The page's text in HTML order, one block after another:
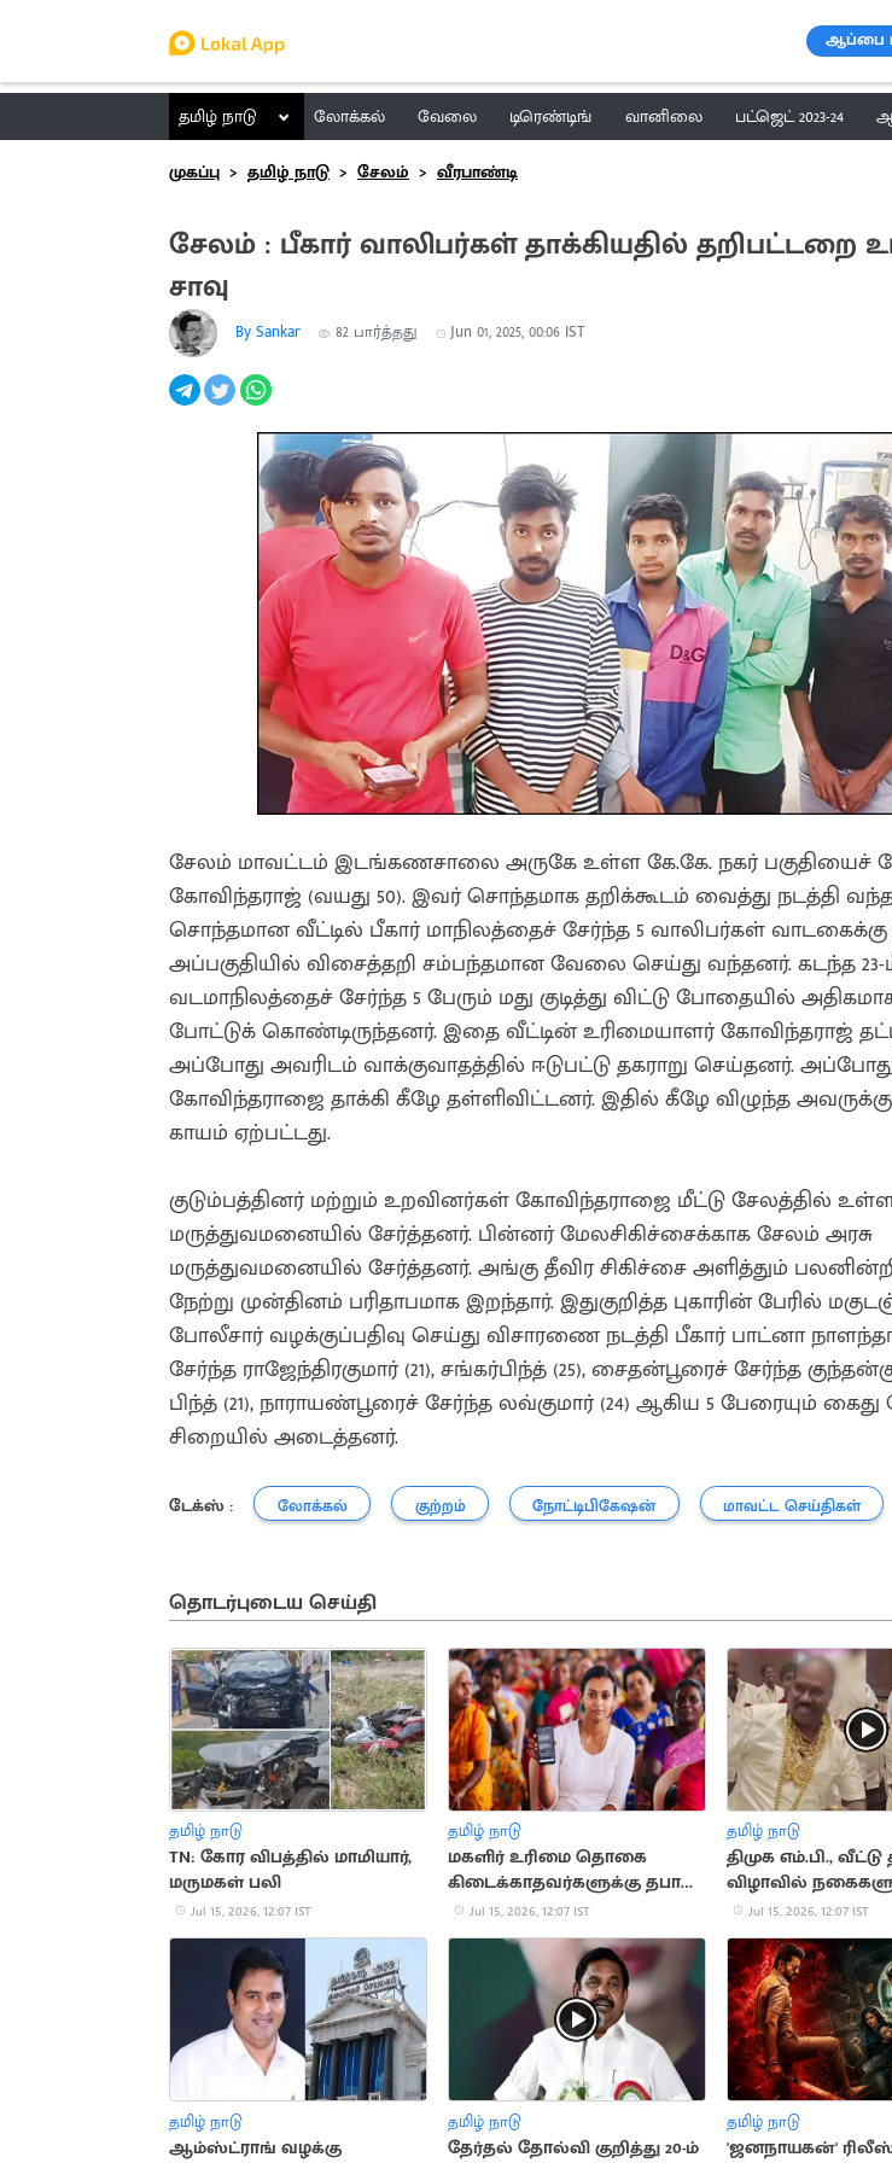
ஆப்பை
தமிழ் நாடு லோக்கல் வேலை டிரெண்டிங் வானிலை பட்ஜெட் 2023-24
முகப்பு
தமிழ் நாடு சேலம் வீரபாண்டி
சேலம் : பீகார் வாலிபர்கள் தாக்கியதில் தறிபட்டறை
சாவு
By Sankar 82 பார்த்தது Jun 01, 2025, 00:06 IST
சேலம் மாவட்டம் இடங்கணசாலை அருகே உள்ள கே.கே. நகர் பகுதியைச்
கோவிந்தராஜ் (வயது 50). இவர் சொந்தமாக தறிக்கூடம் வைத்து நடத்தி
சொந்தமான வீட்டில் பீகார் மாநிலத்தைச் சேர்ந்த 5 வாலிபர்கள் வாடகைக்கு
அப்பகுதியில் விசைத்தறி சம்பந்தமான வேலை செய்து வந்தனர். கடந்த 23-
வடமாநிலத்தைச் சேர்ந்த 5 பேரும் மது குடித்து விட்டு போதையில்
போட்டுக் கொண்டிருந்தனர். இதை வீட்டின் உரிமையாளர் கோவிந்தராஜ்
அப்போது அவரிடம் வாக்குவாதத்தில் ஈடுபட்டு தகராறு செய்தனர்.
கோவிந்தராஜை தாக்கி கீழே தள்ளிவிட்டனர். இதில் கீழே விழுந்த
காயம் ஏற்பட்டது.
குடும்பத்தினர் மற்றும் உறவினர்கள் கோவிந்தராஜை மீட்டு சேலத்தில்
மருத்துவமனையில் சேர்த்தனர். பின்னர் மேலசிகிச்சைக்காக சேலம் அரசு
மருத்துவமனையில் சேர்த்தனர். அங்கு தீவிர சிகிச்சை அளித்தும்
நேற்று முன்தினம் பரிதாபமாக இறந்தார். இதுகுறித்த புகாரின் பேரில்
போலீசார் வழக்குப்பதிவு செய்து விசாரணை நடத்தி பீகார் பாட்னா
சேர்ந்த ராஜேந்திரகுமார் (21), சங்கர்பிந்த் (25), சைதன்பூரைச் சேர்ந்த
பிந்த் (21), நாராயண்பூரைச் சேர்ந்த லவ்குமார் (24) ஆகிய 5 பேரையும் கைது
சிறையில் அடைத்தனர்.
டேக்ஸ் : லோக்கல் குற்றம் நோட்டிபிகேஷன் மாவட்ட செய்திகள்
தொடர்புடைய செய்தி
தமிழ் நாடு
TN: கோர விபத்தில் மாமியார்,
மருமகள் பலி
Jul 15, 2026, 12:07 IST
தமிழ் நாடு
மகளிர் உரிமை தொகை
கிடைக்காதவர்களுக்கு தபால்
மூலம் வரவு?
Jul 15, 2026, 12:07 IST
தமிழ் நாடு
திமுக எம்.பி.,
விழாவில்
நடனமாடிய நிர்வாகி
Jul 15, 2026, 12:07 IST
தமிழ் நாடு
ஆம்ஸ்ட்ராங் வழக்கு
தமிழ் நாடு
தேர்தல் தோல்வி குறித்து 20-ம்
தமிழ் நாடு
'ஜனநாயகன்'